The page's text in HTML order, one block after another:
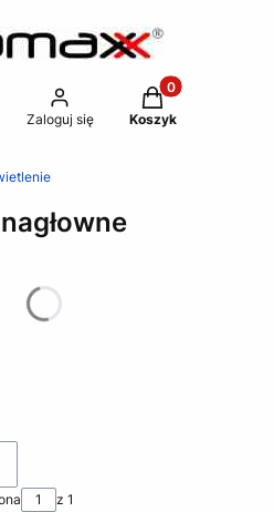
wyszukiwarkę
Zaloguj się
Produkty w
Koszyk
z 1